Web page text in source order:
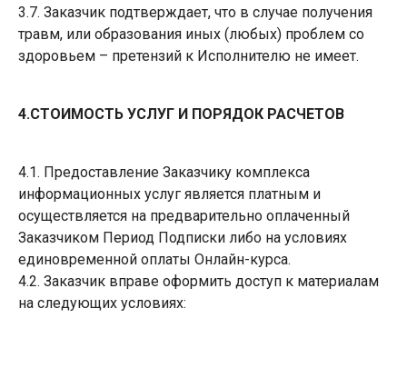
3.7. Заказчик подтверждает, что в случае получения
травм, или образования иных (любых) проблем со
здоровьем – претензий к Исполнителю не имеет.
4.СТОИМОСТЬ УСЛУГ И ПОРЯДОК РАСЧЕТОВ
4.1. Предоставление Заказчику комплекса
информационных услуг является платным и
осуществляется на предварительно оплаченный
Заказчиком Период Подписки либо на условиях
единовременной оплаты Онлайн-курса.
4.2. Заказчик вправе оформить доступ к материалам
на следующих условиях: